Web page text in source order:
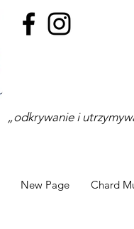
„odkrywanie i
New Page Chard